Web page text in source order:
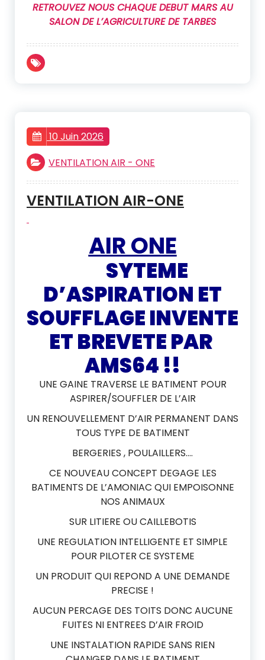
RETROUVEZ NOUS CHAQUE DEBUT MARS AU
SALON DE L’AGRICULTURE DE TARBES
10 Juin 2026
VENTILATION AIR - ONE
VENTILATION AIR-ONE
AIR ONE
SYTEME
D’ASPIRATION ET
SOUFFLAGE INVENTE
ET BREVETE PAR
AMS64 !!
UNE GAINE TRAVERSE LE BATIMENT POUR
ASPIRER/SOUFFLER DE L’AIR
UN RENOUVELLEMENT D’AIR PERMANENT DANS
TOUS TYPE DE BATIMENT
BERGERIES , POULAILLERS….
CE NOUVEAU CONCEPT DEGAGE LES
BATIMENTS DE L’AMONIAC QUI EMPOISONNE
NOS ANIMAUX
SUR LITIERE OU CAILLEBOTIS
UNE REGULATION INTELLIGENTE ET SIMPLE
POUR PILOTER CE SYSTEME
UN PRODUIT QUI REPOND A UNE DEMANDE
PRECISE !
AUCUN PERCAGE DES TOITS DONC AUCUNE
FUITES NI ENTREES D’AIR FROID
UNE INSTALATION RAPIDE SANS RIEN